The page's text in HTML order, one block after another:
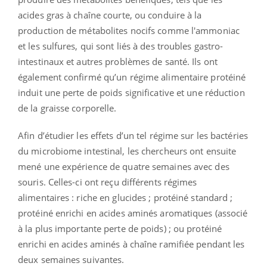
acides gras à chaîne courte, ou conduire à la
production de métabolites nocifs comme l'ammoniac
et les sulfures, qui sont liés à des troubles gastro-
intestinaux et autres problèmes de santé. Ils ont
également confirmé qu’un régime alimentaire protéiné
induit une perte de poids significative et une réduction
de la graisse corporelle.
Afin d’étudier les effets d’un tel régime sur les bactéries
du microbiome intestinal, les chercheurs ont ensuite
mené une expérience de quatre semaines avec des
souris. Celles-ci ont reçu différents régimes
alimentaires : riche en glucides ; protéiné standard ;
protéiné enrichi en acides aminés aromatiques (associé
à la plus importante perte de poids) ; ou protéiné
enrichi en acides aminés à chaîne ramifiée pendant les
deux semaines suivantes.